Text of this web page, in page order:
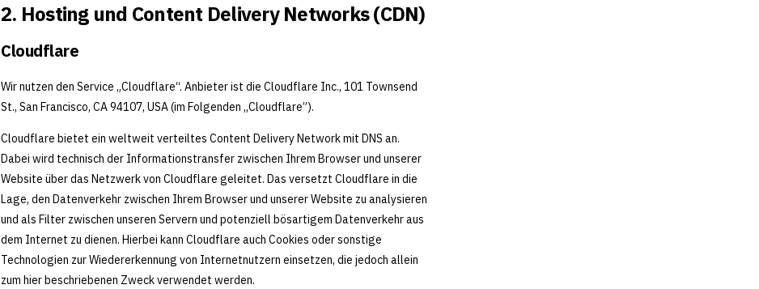
2. Hosting und Content Delivery Networks (CDN)
Cloudflare
Wir nutzen den Service „Cloudflare“. Anbieter ist die Cloudflare Inc., 101 Townsend
St., San Francisco, CA 94107, USA (im Folgenden „Cloudflare”).
Cloudflare bietet ein weltweit verteiltes Content Delivery Network mit DNS an.
Dabei wird technisch der Informationstransfer zwischen Ihrem Browser und unserer
Website über das Netzwerk von Cloudflare geleitet. Das versetzt Cloudflare in die
Lage, den Datenverkehr zwischen Ihrem Browser und unserer Website zu analysieren
und als Filter zwischen unseren Servern und potenziell bösartigem Datenverkehr aus
dem Internet zu dienen. Hierbei kann Cloudflare auch Cookies oder sonstige
Technologien zur Wiedererkennung von Internetnutzern einsetzen, die jedoch allein
zum hier beschriebenen Zweck verwendet werden.